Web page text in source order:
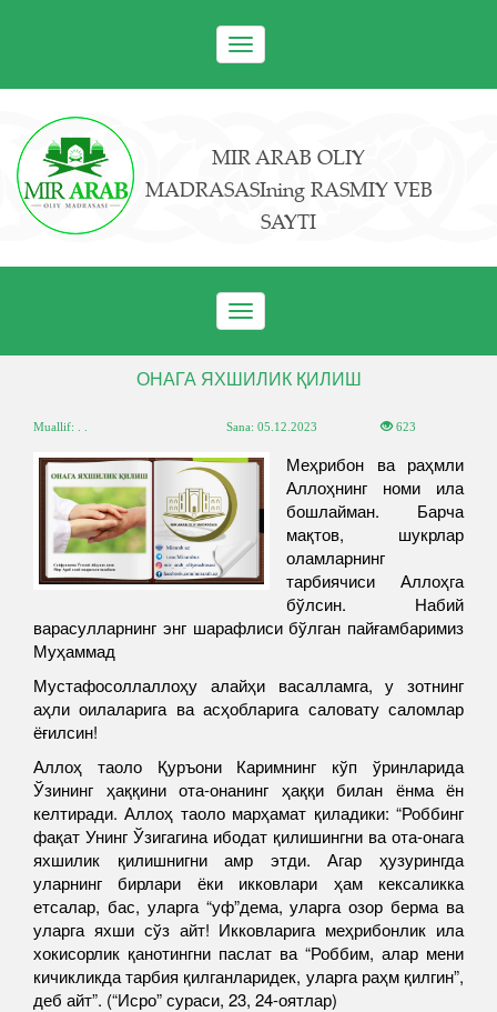
Toggle
navigation
MIR ARAB OLIY
MADRASASIning RASMIY VEB
SAYTI
Toggle
navigation
ОНАГА ЯХШИЛИК ҚИЛИШ
Muallif: . . Sana:05.12.2023 623
Меҳрибон ва раҳмли
Аллоҳнинг номи ила
бошлайман. Барча
мақтов, шукрлар
оламларнинг
тарбиячиси Аллоҳга
бўлсин. Набий
варасулларнинг энг шарафлиси бўлган пайғамбаримиз
Муҳаммад
Мустафосоллаллоҳу алайҳи васалламга, у зотнинг
аҳли оилаларига ва асҳобларига саловату саломлар
ёғилсин!
Аллоҳ таоло Қуръони Каримнинг кўп ўринларида
Ўзининг ҳаққини ота-онанинг ҳаққи билан ёнма ён
келтиради. Аллоҳ таоло марҳамат қиладики: “Роббинг
фақат Унинг Ўзигагина ибодат қилишингни ва ота-онага
яхшилик қилишнигни амр этди. Агар ҳузурингда
уларнинг бирлари ёки икковлари ҳам кексаликка
етсалар, бас, уларга “уф”дема, уларга озор берма ва
уларга яхши сўз айт! Икковларига меҳрибонлик ила
хокисорлик қанотингни паслат ва “Роббим, алар мени
кичикликда тарбия қилганларидек, уларга раҳм қилгин”,
деб айт”. (“Исро” сураси, 23, 24-оятлар)